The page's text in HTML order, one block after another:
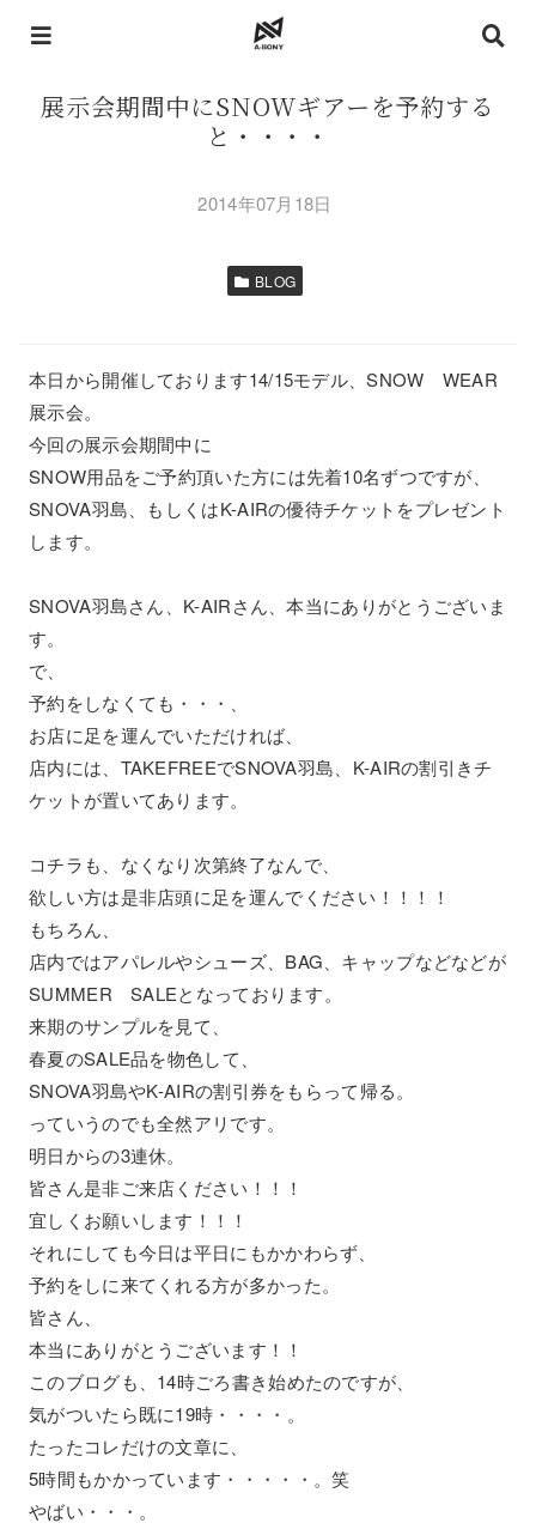
展示会期間中にSNOWギアーを予約する
と・・・・
2014年07月18日
BLOG
本日から開催しております14/15モデル、SNOW WEAR
展示会。
今回の展示会期間中に
SNOW用品をご予約頂いた方には先着10名ずつですが、
SNOVA羽島、もしくはK-AIRの優待チケットをプレゼント
します。
SNOVA羽島さん、K-AIRさん、本当にありがとうございま
す。
で、
予約をしなくても・・・、
お店に足を運んでいただければ、
店内には、TAKEFREEでSNOVA羽島、K-AIRの割引きチ
ケットが置いてあります。
コチラも、なくなり次第終了なんで、
欲しい方は是非店頭に足を運んでください！！！！
もちろん、
店内ではアパレルやシューズ、BAG、キャップなどなどが
SUMMER SALEとなっております。
来期のサンプルを見て、
春夏のSALE品を物色して、
SNOVA羽島やK-AIRの割引券をもらって帰る。
っていうのでも全然アリです。
明日からの3連休。
皆さん是非ご来店ください！！！
宜しくお願いします！！！
それにしても今日は平日にもかかわらず、
予約をしに来てくれる方が多かった。
皆さん、
本当にありがとうございます！！
このブログも、14時ごろ書き始めたのですが、
気がついたら既に19時・・・・。
たったコレだけの文章に、
5時間もかかっています・・・・・。笑
やばい・・・。